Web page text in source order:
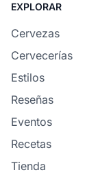
EXPLORAR
Cervezas
Cervecerías
Estilos
Reseñas
Eventos
Recetas
Tienda